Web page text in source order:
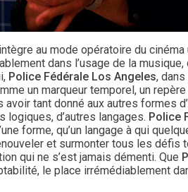
intègre au mode opératoire du
dans l’usage de la
Police Fédérale Los Angeles,
un marqueur temporel, un
tant donné aux autres formes
logiques, d’autres langages. Police
forme, qu’un langage à qui
et surmonter tous les défis
qui ne s’est jamais démenti. Que
le place irrémédiablement